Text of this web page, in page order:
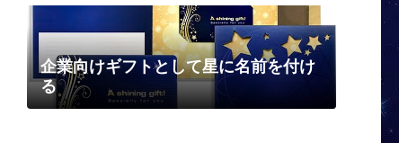
企業向けギフトとして星に名前を付け
る